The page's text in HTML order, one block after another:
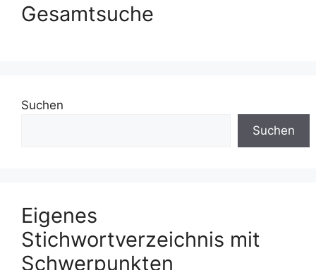
Gesamtsuche
Suchen
Suchen
Eigenes
Stichwortverzeichnis mit
Schwerpunkten